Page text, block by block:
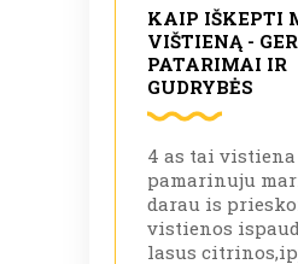
KAIP IŠKEPTI
VIŠTIENĄ -
PATARIMAI IR
GUDRYBĖS
4 as tai vistiena
pamarinuju
darau is
vistienos
lasus